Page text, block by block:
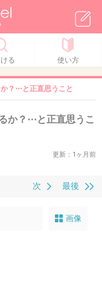
る 使い方
？⋯と正直思うこと
か？⋯と正直思うこ
更新：1ヶ月前
最後
次
画像